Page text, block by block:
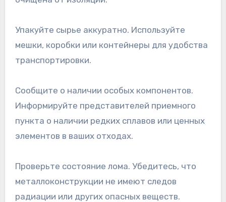
Упакуйте сырье аккуратно. Используйте
мешки, коробки или контейнеры для удобства
транспортировки.
Сообщите о наличии особых компонентов.
Информируйте представителей приемного
пункта о наличии редких сплавов или ценных
элементов в ваших отходах.
Проверьте состояние лома. Убедитесь, что
металлоконструкции не имеют следов
радиации или других опасных веществ.